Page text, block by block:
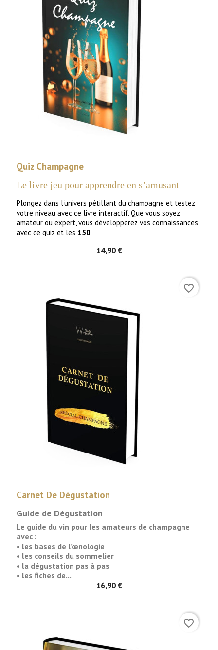
Quiz Champagne
Le livre jeu pour apprendre en s’amusant
Plongez dans l'univers pétillant du champagne et testez
votre niveau avec ce livre interactif. Que vous soyez
amateur ou expert, vous développerez vos connaissances
avec ce quiz et les 150
14,90 €
Carnet De Dégustation
Guide de Dégustation
Le guide du vin pour les amateurs de champagne
avec :
• les bases de l’œnologie
• les conseils du sommelier
• la dégustation pas à pas
• les fiches de...
16,90 €
favorite_border
favorite_border